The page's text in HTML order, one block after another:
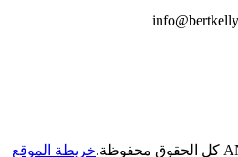
خريطة الموقع